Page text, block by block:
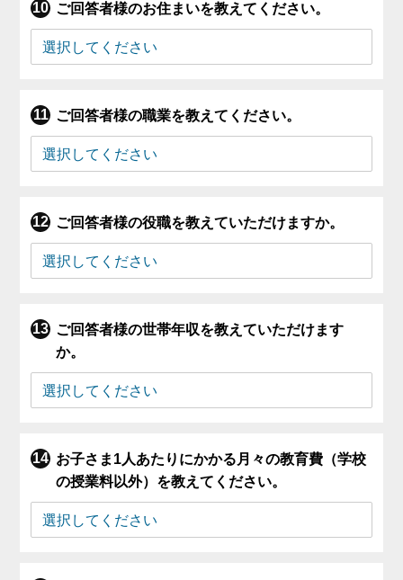
ご回答者様のお住まいを教えてください。
ご回答者様の職業を教えてください。
ご回答者様の役職を教えていただけますか。
ご回答者様の世帯年収を教えていただけます
か。
お子さま1人あたりにかかる月々の教育費（学校
の授業料以外）を教えてください。